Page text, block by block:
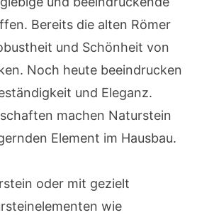
Bereits die alten Römer
und Schönheit von
Noch heute beeindrucken
und Eleganz.
machen Naturstein
Element im Hausbau.
oder mit gezielt
wie